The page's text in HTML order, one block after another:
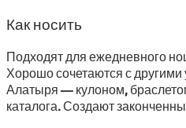
Как носить
Подходят для ежедневного
Хорошо сочетаются с
Алатыря — кулоном,
каталога. Создают